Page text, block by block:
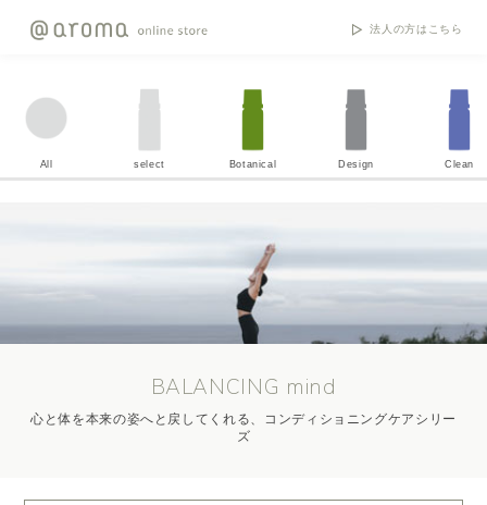
法人の方はこちら
All select Botanical Design Clean
BALANCING mind
心と体を本来の姿へと戻してくれる、コンディショニングケアシリー
ズ